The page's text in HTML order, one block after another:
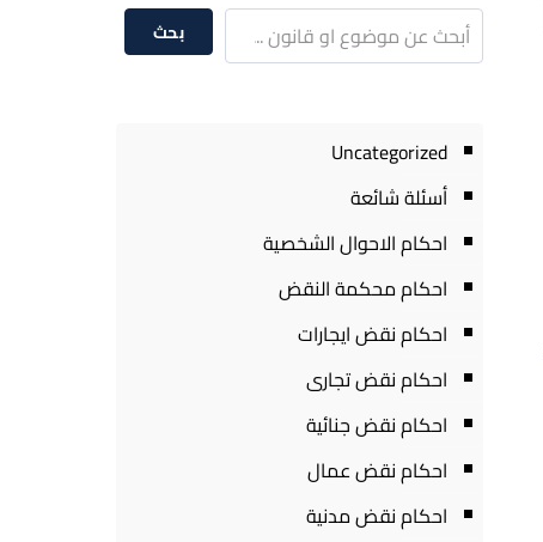
بحث
Uncategorized
أسئلة شائعة
احكام الاحوال الشخصية
احكام محكمة النقض
احكام نقض ايجارات
احكام نقض تجارى
احكام نقض جنائية
احكام نقض عمال
احكام نقض مدنية